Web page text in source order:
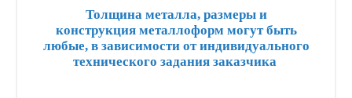
Толщина металла, размеры и
конструкция металлоформ могут быть
любые, в зависимости от индивидуального
технического задания заказчика